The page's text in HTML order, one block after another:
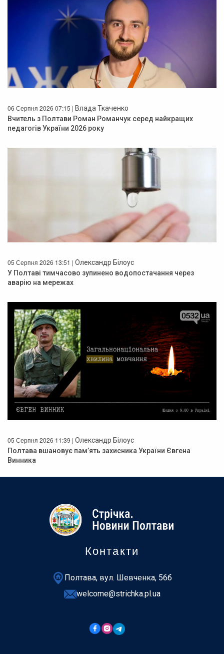
06 Серпня 2026 07:15 | Влада Ткаченко
Вчитель з Полтави Роман Романчук серед найкращих
педагогів України 2026 року
05 Серпня 2026 13:51 | Олександр Білоус
У Полтаві тимчасово зупинено водопостачання через
аварію на мережах
05 Серпня 2026 11:39 | Олександр Білоус
Полтава вшановує пам’ять захисника України Євгена
Винника
Контакти
Полтава, вул. Шевченка, 56б
welcome@strichka.pl.ua